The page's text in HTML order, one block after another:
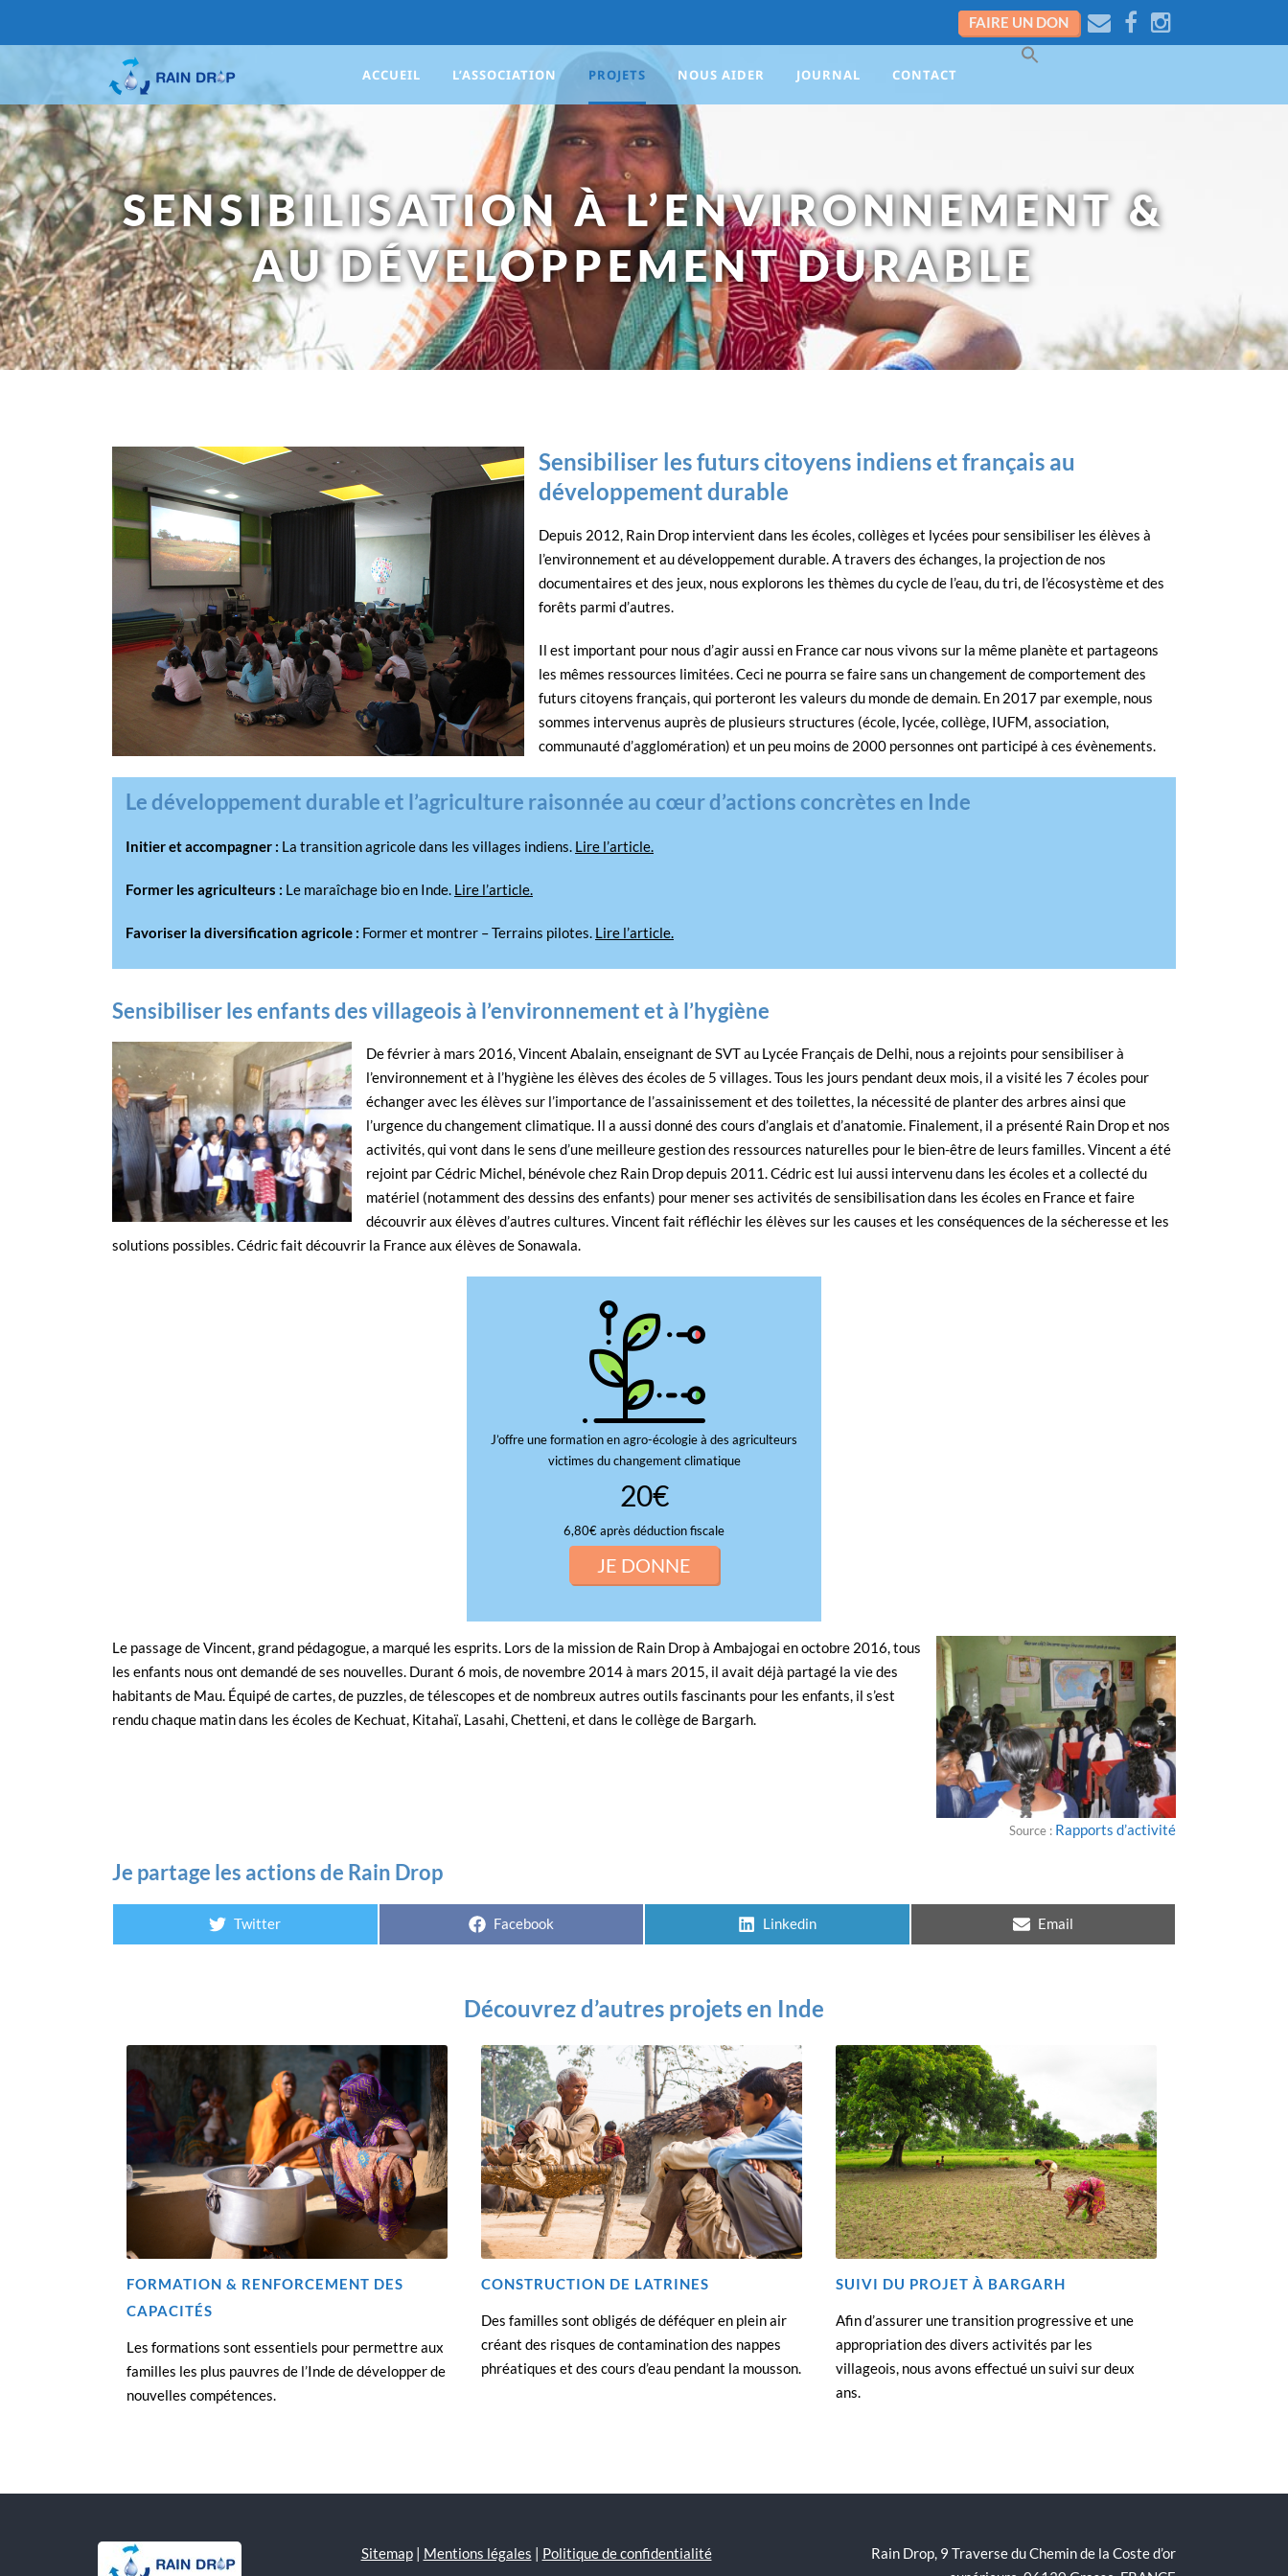
FAIRE UN DON
ACCUEIL L’ASSOCIATION PROJETS NOUS AIDER JOURNAL CONTACT
SENSIBILISATION À L’ENVIRONNEMENT &
AU DÉVELOPPEMENT DURABLE
Sensibiliser les futurs citoyens indiens et français au
développement durable
Depuis 2012, Rain Drop intervient dans les écoles, collèges et lycées pour sensibiliser les élèves à
l’environnement et au développement durable. A travers des échanges, la projection de nos
documentaires et des jeux, nous explorons les thèmes du cycle de l’eau, du tri, de l’écosystème et des
forêts parmi d’autres.
Il est important pour nous d’agir aussi en France car nous vivons sur la même planète et partageons
les mêmes ressources limitées. Ceci ne pourra se faire sans un changement de comportement des
futurs citoyens français, qui porteront les valeurs du monde de demain. En 2017 par exemple, nous
sommes intervenus auprès de plusieurs structures (école, lycée, collège, IUFM, association,
communauté d’agglomération) et un peu moins de 2000 personnes ont participé à ces évènements.
Le développement durable et l’agriculture raisonnée au cœur d’actions concrètes en Inde
Initier et accompagner : La transition agricole dans les villages indiens. Lire l’article.
Former les agriculteurs : Le maraîchage bio en Inde. Lire l’article.
Favoriser la diversification agricole : Former et montrer – Terrains pilotes. Lire l’article.
Sensibiliser les enfants des villageois à l’environnement et à l’hygiène
De février à mars 2016, Vincent Abalain, enseignant de SVT au Lycée Français de Delhi, nous a rejoints pour sensibiliser à
l’environnement et à l’hygiène les élèves des écoles de 5 villages. Tous les jours pendant deux mois, il a visité les 7 écoles pour
échanger avec les élèves sur l’importance de l’assainissement et des toilettes, la nécessité de planter des arbres ainsi que
l’urgence du changement climatique. Il a aussi donné des cours d’anglais et d’anatomie. Finalement, il a présenté Rain Drop et nos
activités, qui vont dans le sens d’une meilleure gestion des ressources naturelles pour le bien-être de leurs familles. Vincent a été
rejoint par Cédric Michel, bénévole chez Rain Drop depuis 2011. Cédric est lui aussi intervenu dans les écoles et a collecté du
matériel (notamment des dessins des enfants) pour mener ses activités de sensibilisation dans les écoles en France et faire
découvrir aux élèves d’autres cultures. Vincent fait réfléchir les élèves sur les causes et les conséquences de la sécheresse et les
solutions possibles. Cédric fait découvrir la France aux élèves de Sonawala.
J’offre une formation en agro-écologie à des agriculteurs
victimes du changement climatique
20€
6,80€ après déduction fiscale
JE DONNE
Le passage de Vincent, grand pédagogue, a marqué les esprits. Lors de la mission de Rain Drop à Ambajogai en octobre 2016, tous
les enfants nous ont demandé de ses nouvelles. Durant 6 mois, de novembre 2014 à mars 2015, il avait déjà partagé la vie des
habitants de Mau. Équipé de cartes, de puzzles, de télescopes et de nombreux autres outils fascinants pour les enfants, il s’est
rendu chaque matin dans les écoles de Kechuat, Kitahaï, Lasahi, Chetteni, et dans le collège de Bargarh.
Source : Rapports d’activité
Je partage les actions de Rain Drop
Twitter Facebook Linkedin Email
Découvrez d’autres projets en Inde
FORMATION & RENFORCEMENT DES
CAPACITÉS
Les formations sont essentiels pour permettre aux
familles les plus pauvres de l’Inde de développer de
nouvelles compétences.
CONSTRUCTION DE LATRINES
Des familles sont obligés de déféquer en plein air
créant des risques de contamination des nappes
phréatiques et des cours d’eau pendant la mousson.
SUIVI DU PROJET À BARGARH
Afin d’assurer une transition progressive et une
appropriation des divers activités par les
villageois, nous avons effectué un suivi sur deux
ans.
Sitemap| Mentions légales Politique de confidentialité
Rain Drop, 9 Traverse du Chemin de la Coste d’or